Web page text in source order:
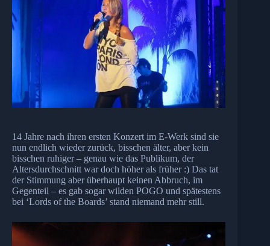
14 Jahre nach ihren ersten Konzert im E-Werk sind sie
nun endlich wieder zurück, bisschen älter, aber kein
bisschen ruhiger – genau wie das Publikum, der
Altersdurchschnitt war doch höher als früher :) Das tat
der Stimmung aber überhaupt keinen Abbruch, im
Gegenteil – es gab sogar wilden POGO und spätestens
bei ‘Lords of the Boards’ stand niemand mehr still.